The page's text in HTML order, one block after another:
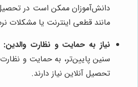
دانش‌آموزان ممکن است در
مانند قطعی اینترنت یا مشکلات
نیاز به حمایت و نظارت والدین:
سنین پایین‌تر، به حمایت و
تحصیل آنلاین نیاز دارند.